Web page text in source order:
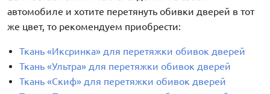
автомобиле и хотите перетянуть обивки дверей в тот
же цвет, то рекомендуем приобрести:
Ткань «Иксринка» для перетяжки обивок дверей
Ткань «Ультра» для перетяжки обивок дверей
Ткань «Скиф» для перетяжки обивок дверей